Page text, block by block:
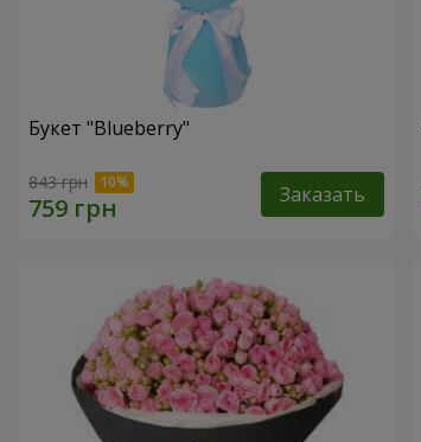
Букет "Blueberry"
843 грн Заказать